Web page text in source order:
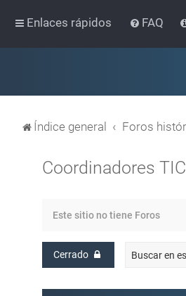
Enlaces rápidos FAQ
Índice general Foros
Coordinadores TIC
Este sitio no tiene Foros
Cerrado